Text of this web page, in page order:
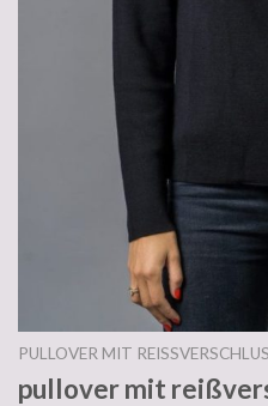
PULLOVER MIT
pullover mit